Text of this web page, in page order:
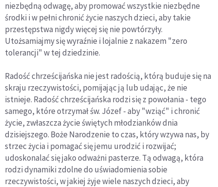
niezbędną odwagę, aby promować wszystkie niezbędne
środki i w pełni chronić życie naszych dzieci, aby takie
przestępstwa nigdy więcej się nie powtórzyły.
Utożsamiajmy się wyraźnie i lojalnie z nakazem "zero
tolerancji" w tej dziedzinie.
Radość chrześcijańska nie jest radością, którą buduje się na
skraju rzeczywistości, pomijając ją lub udając, że nie
istnieje. Radość chrześcijańska rodzi się z powołania - tego
samego, które otrzymał św. Józef - aby "wziąć" i chronić
życie, zwłaszcza życie świętych młodzianków dnia
dzisiejszego. Boże Narodzenie to czas, który wzywa nas, by
strzec życia i pomagać się jemu urodzić i rozwijać;
udoskonalać się jako odważni pasterze. Tą odwagą, która
rodzi dynamiki zdolne do uświadomienia sobie
rzeczywistości, w jakiej żyje wiele naszych dzieci, aby